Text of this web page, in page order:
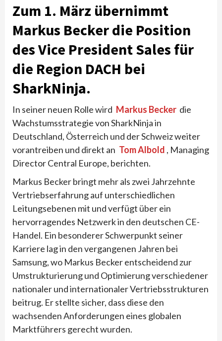
Zum 1. März übernimmt
Markus Becker die Position
des Vice President Sales für
die Region DACH bei
SharkNinja.
In seiner neuen Rolle wird Markus Becker die
Wachstumsstrategie von SharkNinja in
Deutschland, Österreich und der Schweiz weiter
vorantreiben und direkt an Tom Albold , Managing
Director Central Europe, berichten.
Markus Becker bringt mehr als zwei Jahrzehnte
Vertriebserfahrung auf unterschiedlichen
Leitungsebenen mit und verfügt über ein
hervorragendes Netzwerk in den deutschen CE-
Handel. Ein besonderer Schwerpunkt seiner
Karriere lag in den vergangenen Jahren bei
Samsung, wo Markus Becker entscheidend zur
Umstrukturierung und Optimierung verschiedener
nationaler und internationaler Vertriebsstrukturen
beitrug. Er stellte sicher, dass diese den
wachsenden Anforderungen eines globalen
Marktführers gerecht wurden.